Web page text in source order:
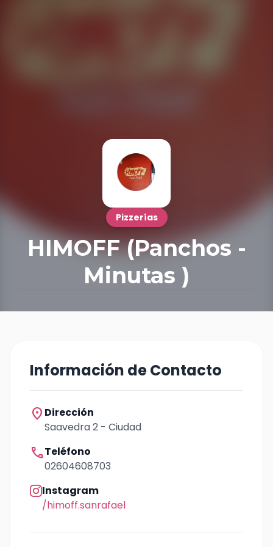
Pizzerías
HIMOFF (Panchos -
Minutas )
Información de Contacto
location_on Dirección
Saavedra 2 - Ciudad
callTeléfono
02604608703
Instagram
/himoff.sanrafael